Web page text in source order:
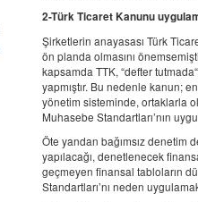
2-Türk Ticaret Kanunu
Şirketlerin anayasası Türk
ön planda olmasını
kapsamda TTK, “defter
yapmıştır. Bu nedenle kanun;
yönetim sisteminde, ortaklarla
Muhasebe Standartları’nın
Öte yandan bağımsız denetim
yapılacağı, denetlenecek
geçmeyen finansal tabloların
Standartları’nı neden